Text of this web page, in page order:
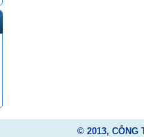
© 2013, CÔNG